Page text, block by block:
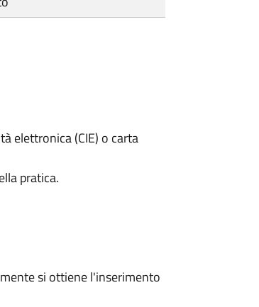
elettronica (CIE) o carta
pratica.
si ottiene l'inserimento